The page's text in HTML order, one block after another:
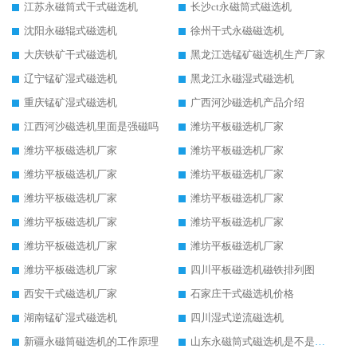
江苏永磁筒式干式磁选机
长沙ct永磁筒式磁选机
沈阳永磁辊式磁选机
徐州干式永磁磁选机
大庆铁矿干式磁选机
黑龙江选锰矿磁选机生产厂家
辽宁锰矿湿式磁选机
黑龙江永磁湿式磁选机
重庆锰矿湿式磁选机
广西河沙磁选机产品介绍
江西河沙磁选机里面是强磁吗
潍坊平板磁选机厂家
潍坊平板磁选机厂家
潍坊平板磁选机厂家
潍坊平板磁选机厂家
潍坊平板磁选机厂家
潍坊平板磁选机厂家
潍坊平板磁选机厂家
潍坊平板磁选机厂家
潍坊平板磁选机厂家
潍坊平板磁选机厂家
潍坊平板磁选机厂家
潍坊平板磁选机厂家
四川平板磁选机磁铁排列图
西安干式磁选机厂家
石家庄干式磁选机价格
湖南锰矿湿式磁选机
四川湿式逆流磁选机
新疆永磁筒磁选机的工作原理
山东永磁筒式磁选机是不是强磁